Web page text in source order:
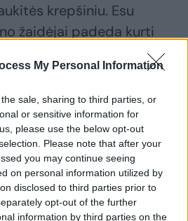
My Personal Information
sale, sharing to third parties, or
or sensitive information for
please use the below opt-out
Please note that after your
you may continue seeing
on personal information utilized by
disclosed to third parties prior to
opt-out of the further
information by third parties on the
krepšiniu. Esu
žaidėjai padeda kurti
Šimkus sakė, kad
pasinaudoti jo
– tolimais metimais.
– gera. Prastai
kovą po